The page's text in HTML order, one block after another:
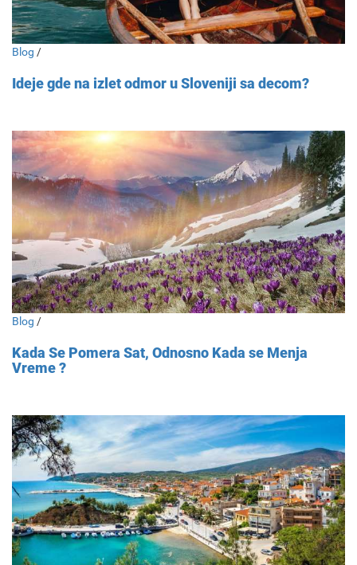
Blog /
Ideje gde na izlet odmor u Sloveniji sa decom?
Blog /
Kada Se Pomera Sat, Odnosno Kada se Menja
Vreme ?